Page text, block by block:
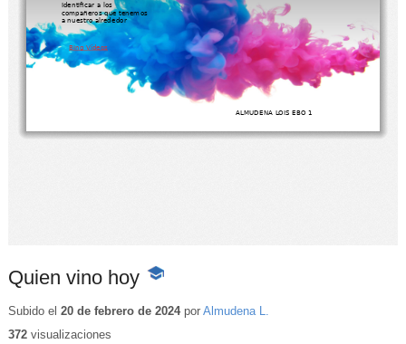
Quien vino hoy -
educativo
Subido el 20 de febrero de 2024por Almudena L.
372visualizaciones